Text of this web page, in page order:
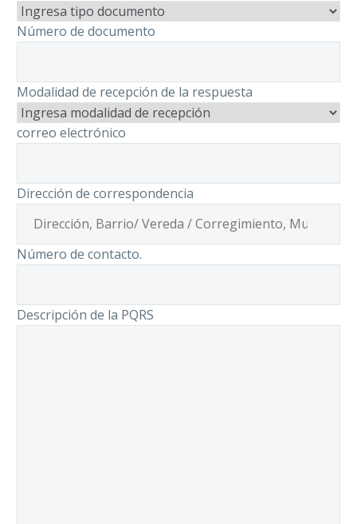
Número de documento
Modalidad de recepción de la respuesta
correo electrónico
Dirección de correspondencia
Número de contacto.
Descripción de la PQRS